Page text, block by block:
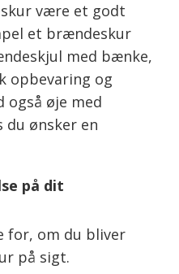
være et godt
et brændeskur
med bænke,
opbevaring og
også øje med
ønsker en
på dit
for, om du bliver
på sigt.